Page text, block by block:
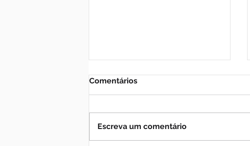
Comentários
Escreva um comentário